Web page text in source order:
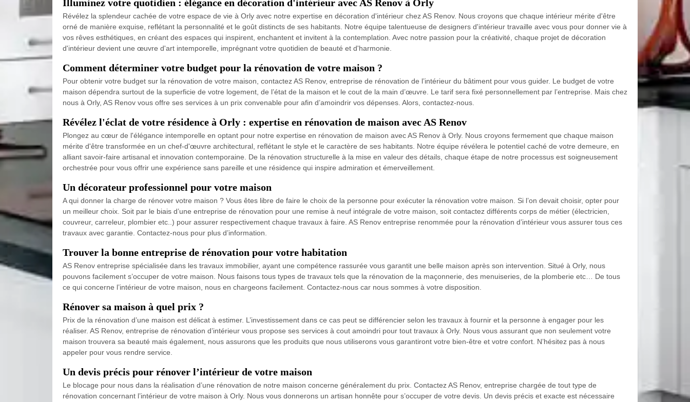
Illuminez votre quotidien : élégance en décoration d'intérieur avec AS Renov à Orly
Révélez la splendeur cachée de votre espace de vie à Orly avec notre expertise en décoration d'intérieur chez AS Renov. Nous croyons que chaque intérieur mérite d'être
orné de manière exquise, reflétant la personnalité et le goût distincts de ses habitants. Notre équipe talentueuse de designers d'intérieur travaille avec vous pour donner vie à
vos rêves esthétiques, en créant des espaces qui inspirent, enchantent et invitent à la contemplation. Avec notre passion pour la créativité, chaque projet de décoration
d'intérieur devient une œuvre d'art intemporelle, imprégnant votre quotidien de beauté et d'harmonie.
Comment déterminer votre budget pour la rénovation de votre maison ?
Pour obtenir votre budget sur la rénovation de votre maison, contactez AS Renov, entreprise de rénovation de l’intérieur du bâtiment pour vous guider. Le budget de votre
maison dépendra surtout de la superficie de votre logement, de l’état de la maison et le cout de la main d’œuvre. Le tarif sera fixé personnellement par l’entreprise. Mais chez
nous à Orly, AS Renov vous offre ses services à un prix convenable pour afin d’amoindrir vos dépenses. Alors, contactez-nous.
Révélez l'éclat de votre résidence à Orly : expertise en rénovation de maison avec AS Renov
Plongez au cœur de l'élégance intemporelle en optant pour notre expertise en rénovation de maison avec AS Renov à Orly. Nous croyons fermement que chaque maison
mérite d'être transformée en un chef-d'œuvre architectural, reflétant le style et le caractère de ses habitants. Notre équipe révélera le potentiel caché de votre demeure, en
alliant savoir-faire artisanal et innovation contemporaine. De la rénovation structurelle à la mise en valeur des détails, chaque étape de notre processus est soigneusement
orchestrée pour vous offrir une expérience sans pareille et une résidence qui inspire admiration et émerveillement.
Un décorateur professionnel pour votre maison
A qui donner la charge de rénover votre maison ? Vous êtes libre de faire le choix de la personne pour exécuter la rénovation votre maison. Si l’on devait choisir, opter pour
un meilleur choix. Soit par le biais d’une entreprise de rénovation pour une remise à neuf intégrale de votre maison, soit contactez différents corps de métier (électricien,
couvreur, carreleur, plombier etc..) pour assurer respectivement chaque travaux à faire. AS Renov entreprise renommée pour la rénovation d’intérieur vous assurer tous ces
travaux avec garantie. Contactez-nous pour plus d’information.
Trouver la bonne entreprise de rénovation pour votre habitation
AS Renov entreprise spécialisée dans les travaux immobilier, ayant une compétence rassurée vous garantit une belle maison après son intervention. Situé à Orly, nous
pouvons facilement s’occuper de votre maison. Nous faisons tous types de travaux tels que la rénovation de la maçonnerie, des menuiseries, de la plomberie etc… De tous
ce qui concerne l’intérieur de votre maison, nous en chargeons facilement. Contactez-nous car nous sommes à votre disposition.
Rénover sa maison à quel prix ?
Prix de la rénovation d’une maison est délicat à estimer. L’investissement dans ce cas peut se différencier selon les travaux à fournir et la personne à engager pour les
réaliser. AS Renov, entreprise de rénovation d’intérieur vous propose ses services à cout amoindri pour tout travaux à Orly. Nous vous assurant que non seulement votre
maison trouvera sa beauté mais également, nous assurons que les produits que nous utiliserons vous garantiront votre bien-être et votre confort. N’hésitez pas à nous
appeler pour vous rendre service.
Un devis précis pour rénover l’intérieur de votre maison
Le blocage pour nous dans la réalisation d’une rénovation de notre maison concerne généralement du prix. Contactez AS Renov, entreprise chargée de tout type de
rénovation concernant l’intérieur de votre maison à Orly. Nous vous donnerons un artisan honnête pour s’occuper de votre devis. Un devis précis et exacte est nécessaire